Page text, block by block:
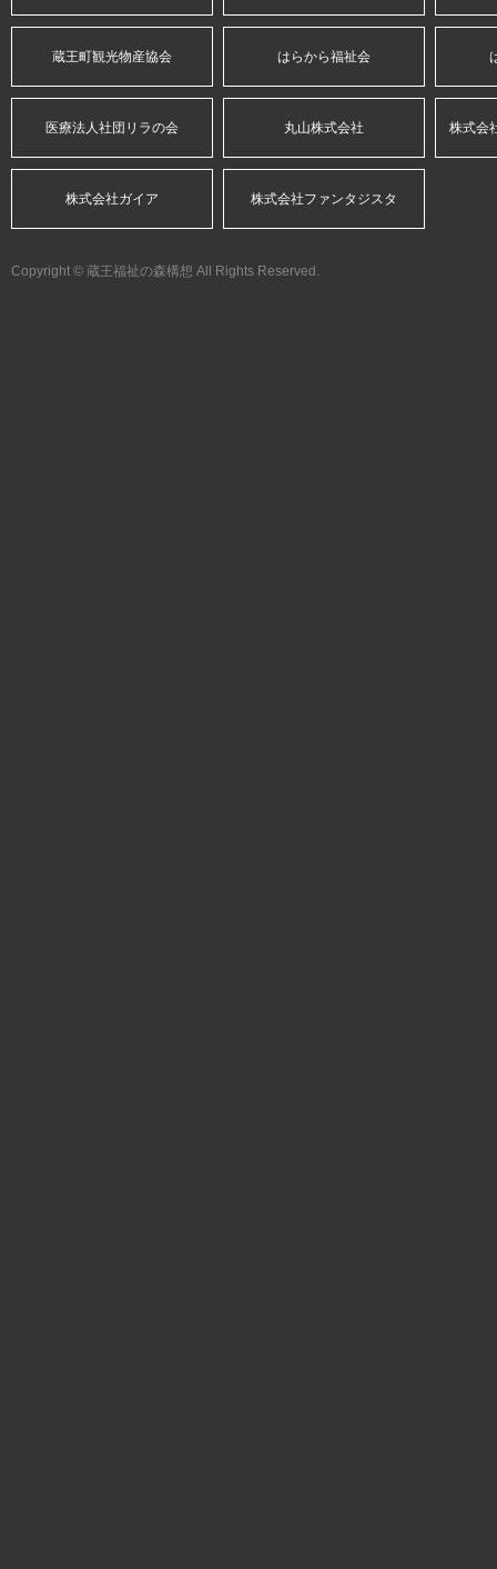
蔵王町観光物産協会 はらから福祉会
医療法人社団リラの会 丸山株式会社 株式会
株式会社ガイア 株式会社ファンタジスタ
Copyright © 蔵王福祉の森構想 All Rights Reserved.